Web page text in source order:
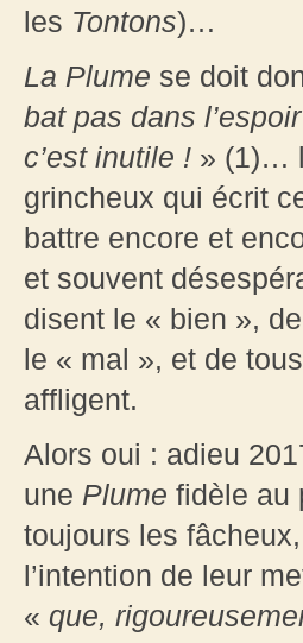
les Tontons)…
La Plume se doit
bat pas dans
c’est inutile ! » (1)…
grincheux qui écrit
battre encore et
et souvent
disent le « bien »,
le « mal », et de
affligent.
Alors oui : adieu
une Plume fidèle au
toujours les
l’intention de leur
« que,